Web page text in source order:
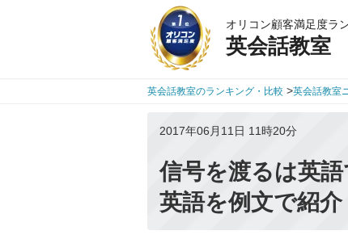
オリコン顧客満足度ラ
英会話教室
英会話教室のランキング・比較 >英会話教室
2017年06月11日 11時20分
信号を渡るは英
英語を例文で紹介